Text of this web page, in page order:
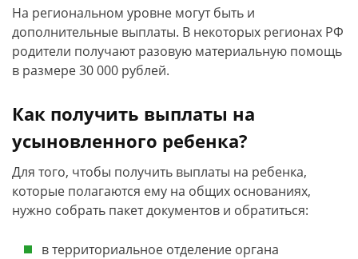
На региональном уровне могут быть и
дополнительные выплаты. В некоторых регионах РФ
родители получают разовую материальную помощь
в размере 30 000 рублей.
Как получить выплаты на
усыновленного ребенка?
Для того, чтобы получить выплаты на ребенка,
которые полагаются ему на общих основаниях,
нужно собрать пакет документов и обратиться:
в территориальное отделение органа